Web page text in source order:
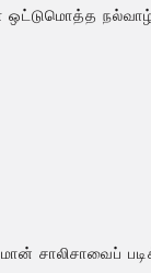
சாலிசாவைப்